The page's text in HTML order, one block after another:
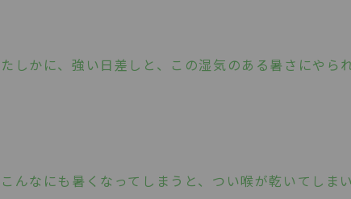
たしかに、強い日差しと、この湿気のある暑さにやら
こんなにも暑くなってしまうと、つい喉が乾いてしまい